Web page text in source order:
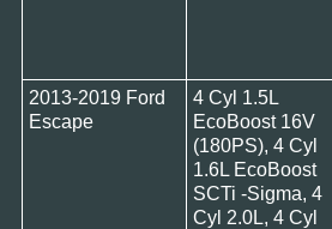
2013-2019 Ford
Escape
4 Cyl 1.5L
EcoBoost 16V
(180PS), 4 Cyl
1.6L EcoBoost
SCTi -Sigma, 4
Cyl 2.0L, 4 Cyl